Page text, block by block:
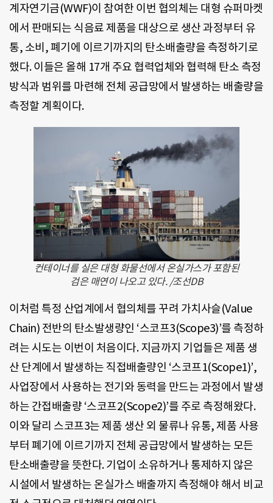
계자연기금(WWF)이 참여한 이번 협의체는 대형 슈퍼마켓
에서 판매되는 식음료 제품을 대상으로 생산 과정부터 유
통, 소비, 폐기에 이르기까지의 탄소배출량을 측정하기로
했다. 이들은 올해 17개 주요 협력업체와 협력해 탄소 측정
방식과 범위를 마련해 전체 공급망에서 발생하는 배출량을
측정할 계획이다.
컨테이너를 실은 대형 화물선에서 온실가스가 포함된
검은 매연이 나오고 있다. /조선DB
이처럼 특정 산업계에서 협의체를 꾸려 가치사슬(Value
Chain) 전반의 탄소발생량인 ‘스코프3(Scope3)’를 측정하
려는 시도는 이번이 처음이다. 지금까지 기업들은 제품 생
산 단계에서 발생하는 직접배출량인 ‘스코프1(Scope1)’,
사업장에서 사용하는 전기와 동력을 만드는 과정에서 발생
하는 간접배출량 ‘스코프2(Scope2)’를 주로 측정해왔다.
이와 달리 스코프3는 제품 생산 외 물류나 유통, 제품 사용
부터 폐기에 이르기까지 전체 공급망에서 발생하는 모든
탄소배출량을 뜻한다. 기업이 소유하거나 통제하지 않은
시설에서 발생하는 온실가스 배출까지 측정해야 해서 비교